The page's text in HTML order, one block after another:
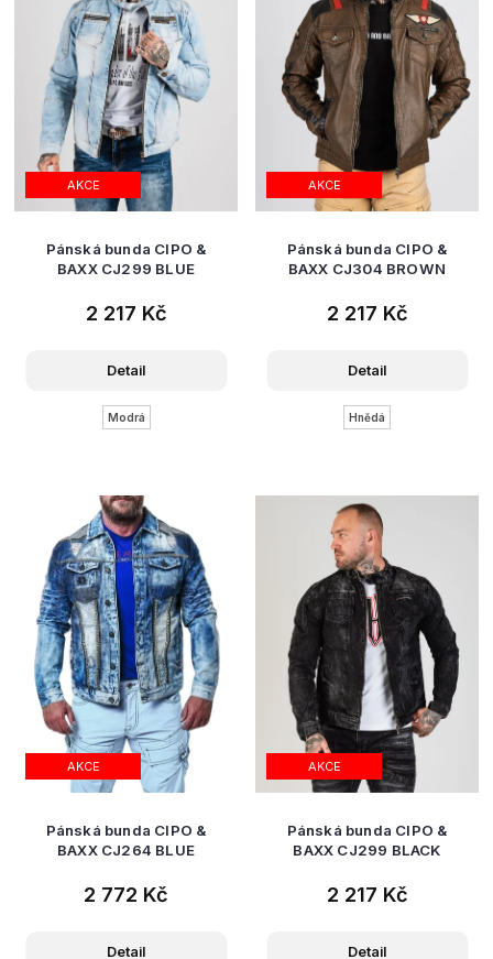
AKCE
Pánská bunda CIPO &
BAXX CJ299 BLUE
2 217 Kč
Detail
Modrá
AKCE
Pánská bunda CIPO &
BAXX CJ304 BROWN
2 217 Kč
Detail
Hnědá
AKCE
Pánská bunda CIPO &
BAXX CJ264 BLUE
2 772 Kč
Detail
AKCE
Pánská bunda CIPO &
BAXX CJ299 BLACK
2 217 Kč
Detail